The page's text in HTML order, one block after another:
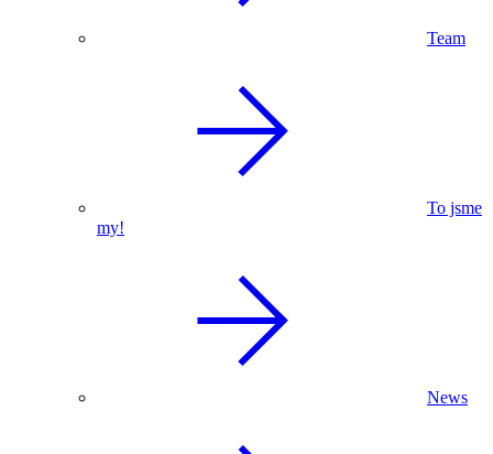
Team
To jsme
my!
News